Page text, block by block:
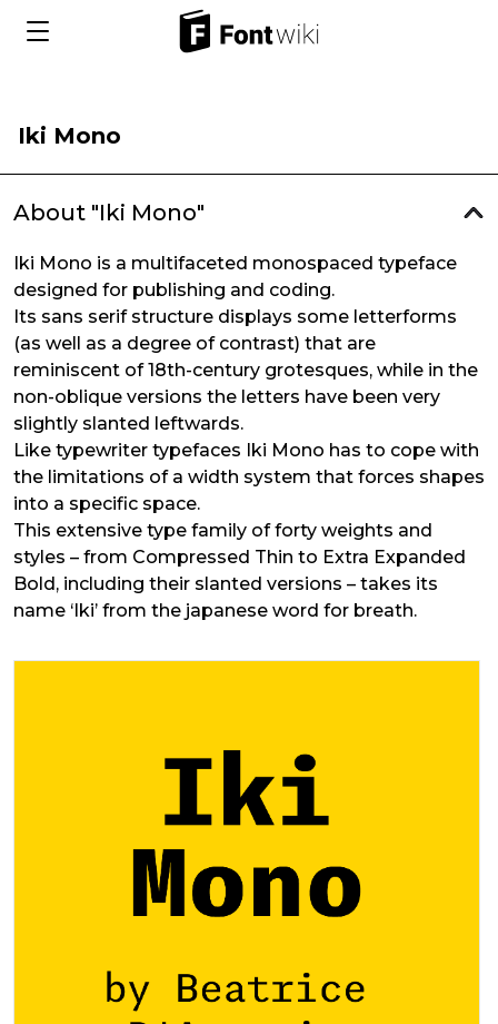
Iki Mono
About "Iki Mono"
Iki Mono is a multifaceted monospaced typeface
designed for publishing and coding.
Its sans serif structure displays some letterforms
(as well as a degree of contrast) that are
reminiscent of 18th-century grotesques, while in the
non-oblique versions the letters have been very
slightly slanted leftwards.
Like typewriter typefaces Iki Mono has to cope with
the limitations of a width system that forces shapes
into a specific space.
This extensive type family of forty weights and
styles – from Compressed Thin to Extra Expanded
Bold, including their slanted versions – takes its
name ‘Iki’ from the japanese word for breath.